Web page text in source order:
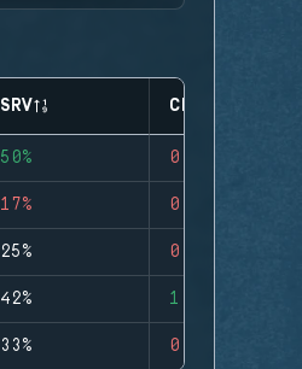
SRV CLUTCHES
50% 0
17% 0
25% 0
42% 1
33% 0